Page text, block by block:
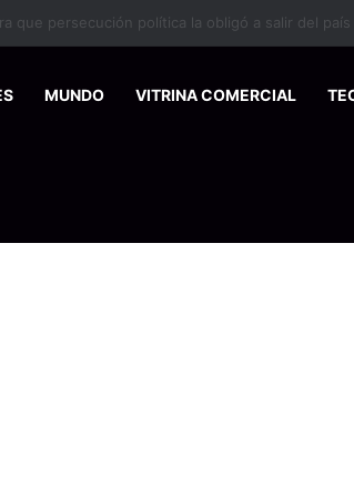
circular
MUNDO VITRINA COMERCIAL